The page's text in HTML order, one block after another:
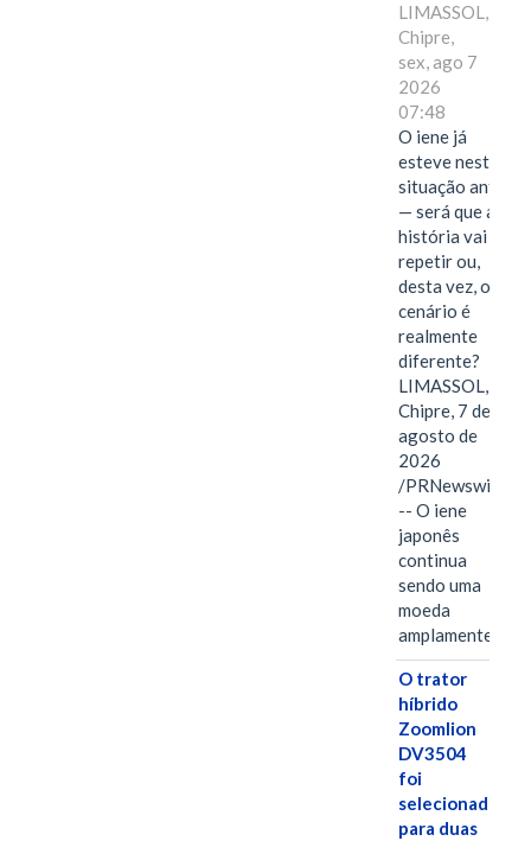
LIMASSOL,
Chipre,
sex, ago 7
2026
07:48
O iene já
esteve nesta
situação antes
— será que a
história vai se
repetir ou,
desta vez, o
cenário é
realmente
diferente?
LIMASSOL,
Chipre, 7 de
agosto de
2026
/PRNewswire/
-- O iene
japonês
continua
sendo uma
moeda
amplamente…
O trator
híbrido
Zoomlion
DV3504
foi
selecionado
para duas